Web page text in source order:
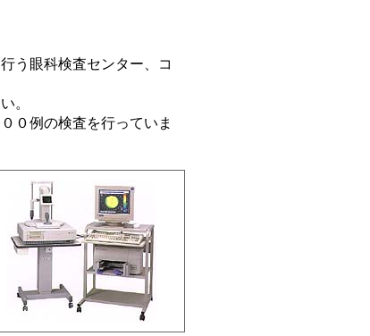
う眼科検査センター、コ
。
０例の検査を行っていま